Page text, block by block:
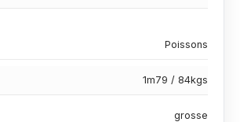
Poissons
1m79 / 84kgs
grosse